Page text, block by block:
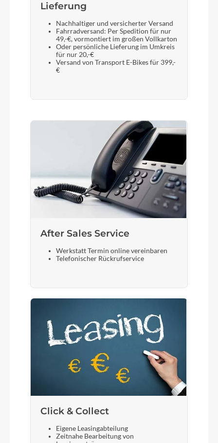
Suntour NRX32-E Air LOR 63mm 15AH2x100
taper
Display
KTM Team II 27.2/350
Lieferung
Nachhaltiger und versicherter Versand
Fahrradversand: Per Spedition für nur
49,-€, vormontiert im großen Vollkarton
Oder persönliche Lieferung im Umkreis
für nur 20,-€
Versand von Transport E-Bikes für 399,-
€
After Sales Service
Werkstatt Termin online vereinbaren
Telefonischer Rückrufservice
Click & Collect
Eigene Leasingabteilung
Zeitnahe Bearbeitung von